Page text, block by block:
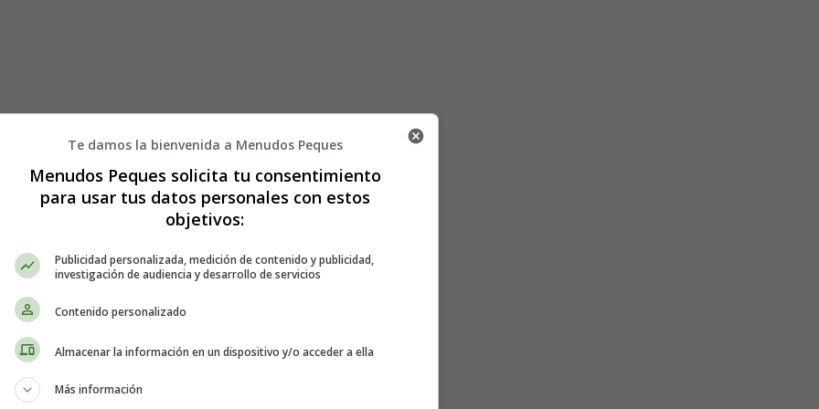
Donut Gigante
Te damos la bienvenida a Menudos Peques
Menudos Peques solicita tu consentimiento
para usar tus datos personales con estos
objetivos:
Publicidad personalizada, medición de contenido y publicidad,
investigación de audiencia y desarrollo de servicios
Contenido personalizado
Almacenar la información en un dispositivo y/o acceder a ella
Más información